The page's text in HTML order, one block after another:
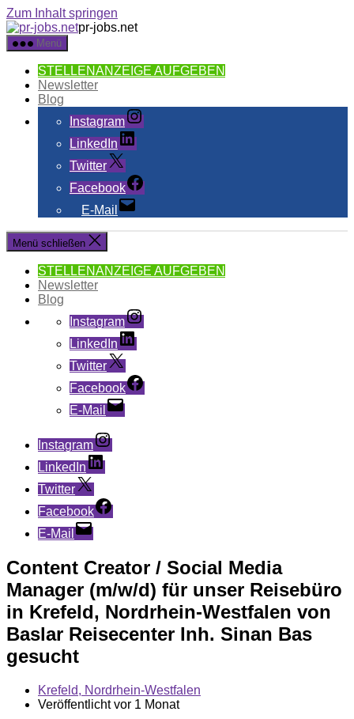
Zum Inhalt springen
pr-jobs.net
Menü
STELLENANZEIGE AUFGEBEN
Newsletter
Blog
Instagram
LinkedIn
Twitter
Facebook
E-Mail
Menü schließen
STELLENANZEIGE AUFGEBEN
Newsletter
Blog
Instagram
LinkedIn
Twitter
Facebook
E-Mail
Instagram
LinkedIn
Twitter
Facebook
E-Mail
Content Creator / Social Media
Manager (m/w/d) für unser Reisebüro
in Krefeld, Nordrhein-Westfalen von
Baslar Reisecenter Inh. Sinan Bas
gesucht
Krefeld, Nordrhein-Westfalen
Veröffentlicht vor 1 Monat